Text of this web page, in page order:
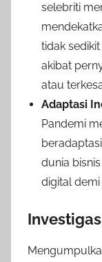
selebriti
tidak
akibat
atau
Adaptasi
Pandemi
dunia
digital demi